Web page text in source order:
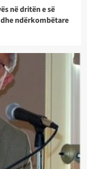
në dritën e së
ndërkombëtare